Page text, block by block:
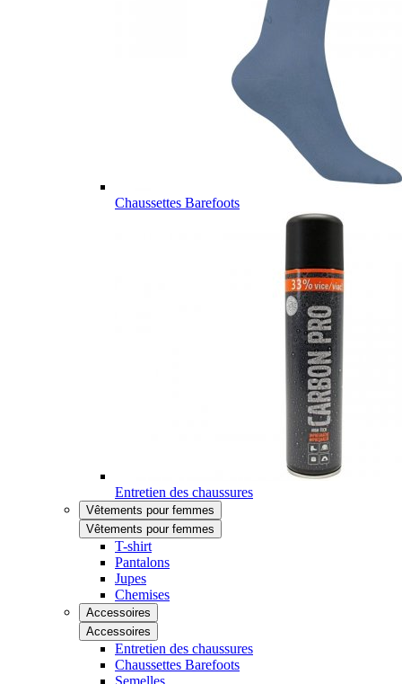
Chaussettes Barefoots
Entretien des chaussures
Vêtements pour femmes
Vêtements pour femmes
T-shirt
Pantalons
Jupes
Chemises
Accessoires
Accessoires
Entretien des chaussures
Chaussettes Barefoots
Semelles